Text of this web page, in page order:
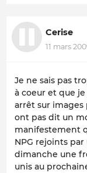
Cerise
11 mars
Je ne sais pas
à coeur et que
arrêt sur images
ont pas dit un
manifestement
NPG rejoints
dimanche une
unis au